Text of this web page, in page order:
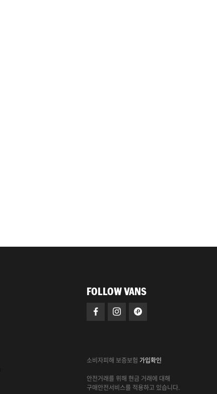
FOLLOW VANS
소비자피해 보증보험 가입확인
안전거래를 위해 현금 거래에 대해
구매안전서비스를 적용하고 있습니다.